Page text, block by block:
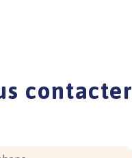
contacter